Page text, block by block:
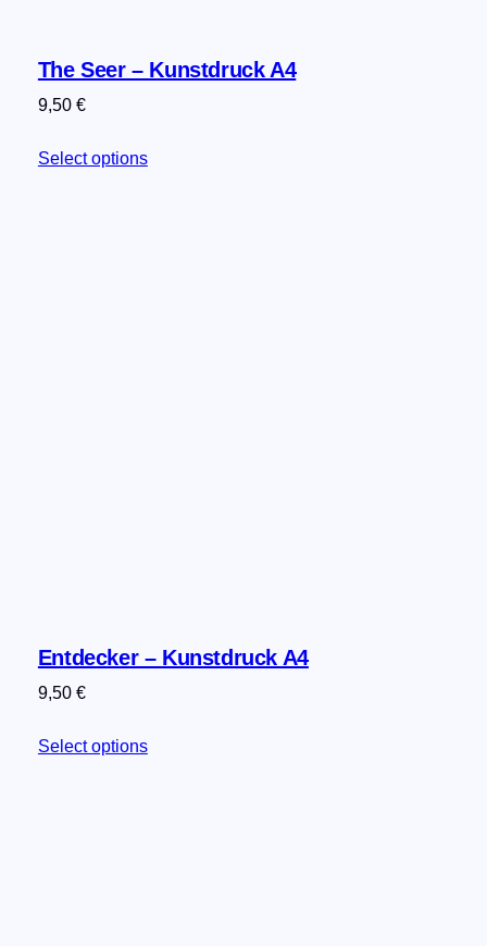
The Seer – Kunstdruck A4
9,50 €
Select options
Entdecker – Kunstdruck A4
9,50 €
Select options